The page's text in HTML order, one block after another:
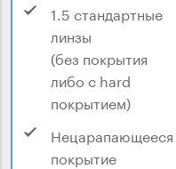
1.5 стандартные
линзы
(без покрытия
либо с hard
покрытием)
Нецарапающееся
покрытие